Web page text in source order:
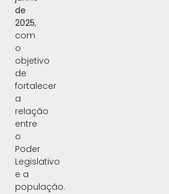
de
2025,
com
o
objetivo
de
fortalecer
a
relação
entre
o
Poder
Legislativo
e a
população.